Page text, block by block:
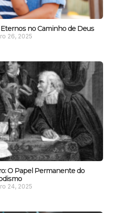
no Caminho de Deus
26, 2025
O Papel Permanente do
24, 2025